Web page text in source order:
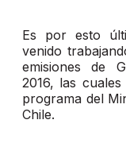
Es por esto
venido
emisiones de
2016, las
programa del
Chile.